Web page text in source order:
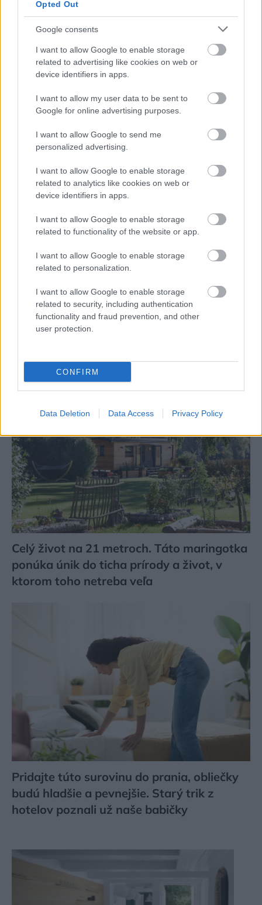
Opted Out
Google consents
I want to allow Google to enable storage
related to advertising like cookies on web or
device identifiers in apps.
I want to allow my user data to be sent to
Google for online advertising purposes.
I want to allow Google to send me
personalized advertising.
I want to allow Google to enable storage
related to analytics like cookies on web or
device identifiers in apps.
I want to allow Google to enable storage
related to functionality of the website or app.
I want to allow Google to enable storage
related to personalization.
I want to allow Google to enable storage
related to security, including authentication
functionality and fraud prevention, and other
user protection.
CONFIRM
Data Deletion Data Access Privacy Policy
4 domáce triky, ako otvoriť fľašu vína aj
bez vývrtky. Stačí pár vecí, ktoré už máte
doma (video)
Ako vybrať dlažbu na záhrady: ktorý
materiál vydrží záťaž, ktorý môže kĺzať a
Celý život na 21 metroch. Táto maringotka
ponúka únik do ticha prírody a život, v
ktorom toho netreba veľa
Pridajte túto surovinu do prania, obliečky
budú hladšie a pevnejšie. Starý trik z
hotelov poznali už naše babičky